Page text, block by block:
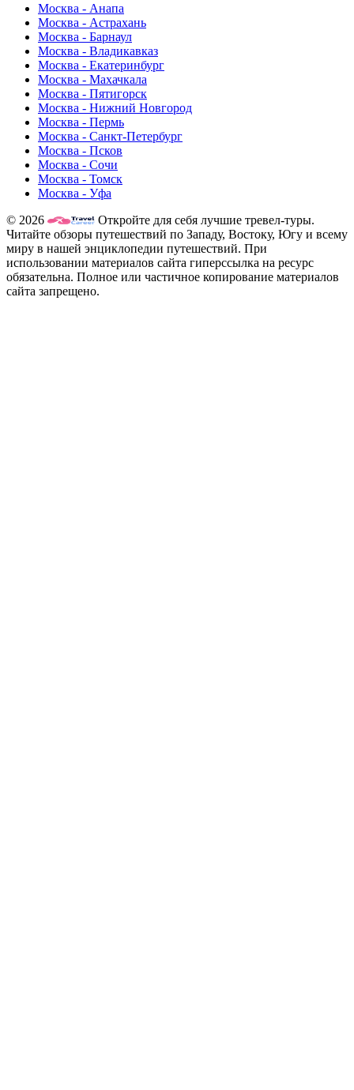
Москва - Анапа
Москва - Астрахань
Москва - Барнаул
Москва - Владикавказ
Москва - Екатеринбург
Москва - Махачкала
Москва - Пятигорск
Москва - Нижний Новгород
Москва - Пермь
Москва - Санкт-Петербург
Москва - Псков
Москва - Сочи
Москва - Томск
Москва - Уфа
© 2026
Откройте для себя лучшие тревел-туры.
Читайте обзоры путешествий по Западу, Востоку, Югу и всему
миру в нашей энциклопедии путешествий. При
использовании материалов сайта гиперссылка на ресурс
обязательна. Полное или частичное копирование материалов
сайта запрещено.